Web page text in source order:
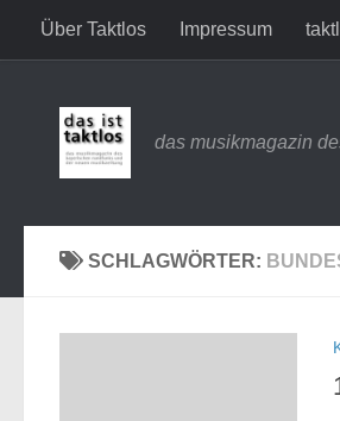
Zum Inhalt springen
Über Taktlos Impressum
das musikmagazin
SCHLAGWÖRTER: